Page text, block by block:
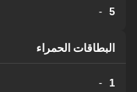
5
-
البطاقات الحمراء
1
-